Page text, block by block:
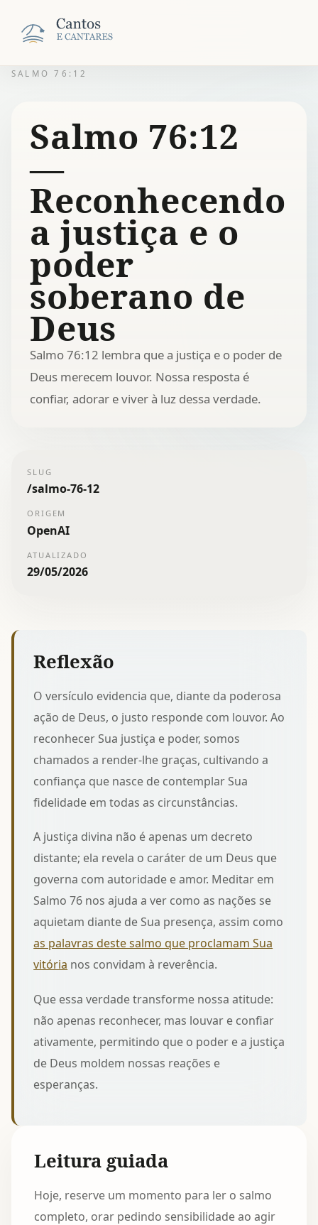
SALMO 76:12
Salmo 76:12
—
Reconhecendo
a justiça e o
poder
soberano de
Deus
Salmo 76:12 lembra que a justiça e o poder de
Deus merecem louvor. Nossa resposta é
confiar, adorar e viver à luz dessa verdade.
SLUG
/salmo-76-12
ORIGEM
OpenAI
ATUALIZADO
29/05/2026
Reflexão
O versículo evidencia que, diante da poderosa
ação de Deus, o justo responde com louvor. Ao
reconhecer Sua justiça e poder, somos
chamados a render-lhe graças, cultivandoa
confiança que nasce de contemplar Sua
fidelidade em todas as circunstâncias.
A justiça divina não é apenas um decreto
distante; ela revela o caráter de um Deus que
governa com autoridade e amor. Meditar em
Salmo 76 nos ajuda a ver como as nações se
aquietam diante de Sua presença, assim como
as palavras deste salmo que proclamam Sua
vitória nos convidam à reverência.
Que essa verdade transforme nossa atitude:
não apenas reconhecer, mas louvar e confiar
ativamente, permitindo que o poder e a justiça
de Deus moldem nossas reações e
esperanças.
Leitura guiada
Hoje, reserve um momento para ler o salmo
completo, orar pedindo sensibilidade ao agir